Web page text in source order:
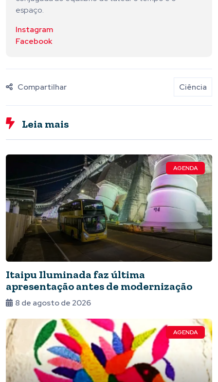
espaço.
Instagram
Facebook
Compartilhar Ciência
Leia mais
AGENDA
Itaipu Iluminada faz última
apresentação antes de modernização
8 de agosto de 2026
AGENDA